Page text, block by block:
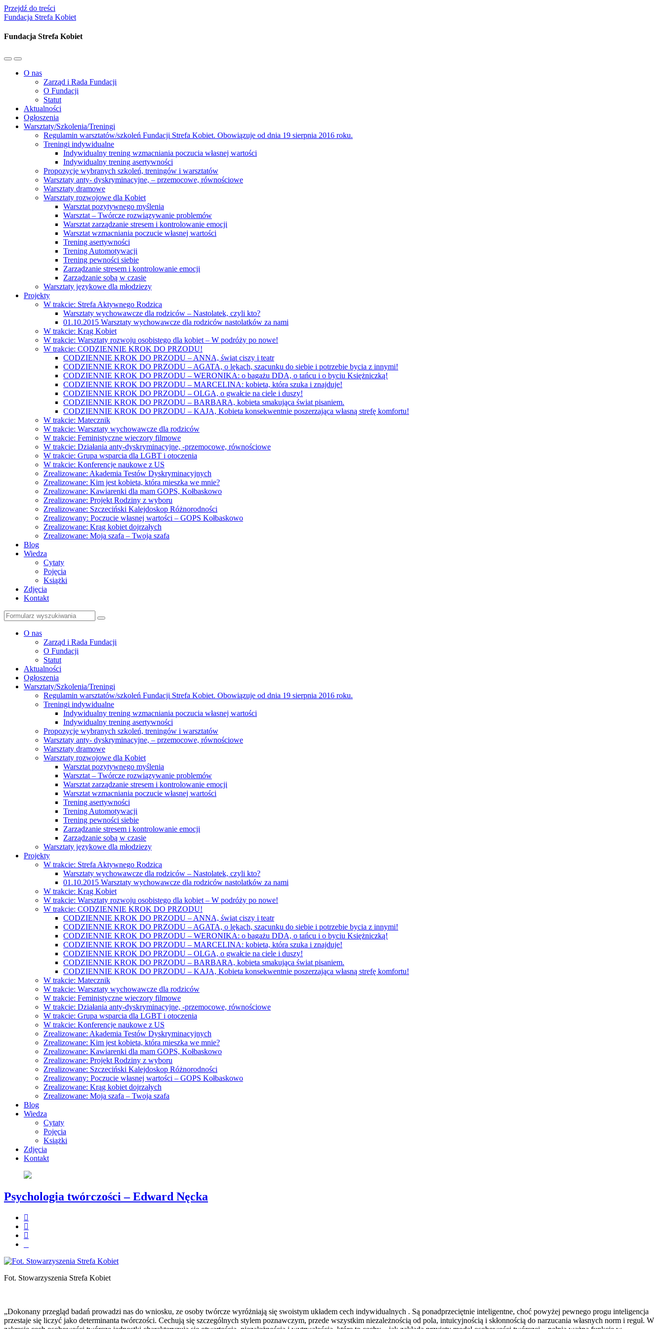
Przejdź do treści
Fundacja Strefa Kobiet
Fundacja Strefa Kobiet
Przełącz
mobilne
Przełącz
pole
wyszukiwania
O nas
Zarząd i Rada Fundacji
O Fundacji
Statut
Aktualności
Ogłoszenia
Warsztaty/Szkolenia/Treningi
Regulamin warsztatów/szkoleń Fundacji Strefa Kobiet. Obowiązuje od dnia 19 sierpnia 2016 roku.
Treningi indywidualne
Indywidualny trening wzmacniania poczucia własnej wartości
Indywidualny trening asertywności
Propozycje wybranych szkoleń, treningów i warsztatów
Warsztaty anty- dyskryminacyjne, – przemocowe, równościowe
Warsztaty dramowe
Warsztaty rozwojowe dla Kobiet
Warsztat pozytywnego myślenia
Warsztat – Twórcze rozwiązywanie problemów
Warsztat zarządzanie stresem i kontrolowanie emocji
Warsztat wzmacniania poczucie własnej wartości
Trening asertywności
Trening Automotywacji
Trening pewności siebie
Zarządzanie stresem i kontrolowanie emocji
Zarządzanie sobą w czasie
Warsztaty językowe dla młodziezy
Projekty
W trakcie: Strefa Aktywnego Rodzica
Warsztaty wychowawcze dla rodziców – Nastolatek, czyli kto?
01.10.2015 Warsztaty wychowawcze dla rodziców nastolatków za nami
W trakcie: Krąg Kobiet
W trakcie: Warsztaty rozwoju osobistego dla kobiet – W podróży po nowe!
W trakcie: CODZIENNIE KROK DO PRZODU!
CODZIENNIE KROK DO PRZODU – ANNA, świat ciszy i teatr
CODZIENNIE KROK DO PRZODU – AGATA, o lękach, szacunku do siebie i potrzebie bycia z innymi!
CODZIENNIE KROK DO PRZODU – WERONIKA: o bagażu DDA, o tańcu i o byciu Księżniczką!
CODZIENNIE KROK DO PRZODU – MARCELINA: kobieta, która szuka i znajduje!
CODZIENNIE KROK DO PRZODU – OLGA, o gwałcie na ciele i duszy!
CODZIENNIE KROK DO PRZODU – BARBARA, kobieta smakująca świat pisaniem.
CODZIENNIE KROK DO PRZODU – KAJA, Kobieta konsekwentnie poszerzająca własną strefę komfortu!
W trakcie: Matecznik
W trakcie: Warsztaty wychowawcze dla rodziców
W trakcie: Feministyczne wieczory filmowe
W trakcie: Działania anty-dyskryminacyjne, -przemocowe, równościowe
W trakcie: Grupa wsparcia dla LGBT i otoczenia
W trakcie: Konferencje naukowe z US
Zrealizowane: Akademia Testów Dyskryminacyjnych
Zrealizowane: Kim jest kobieta, która mieszka we mnie?
Zrealizowane: Kawiarenki dla mam GOPS, Kołbaskowo
Zrealizowane: Projekt Rodziny z wyboru
Zrealizowane: Szczeciński Kalejdoskop Różnorodności
Zrealizowany: Poczucie własnej wartości – GOPS Kołbaskowo
Zrealizowane: Krąg kobiet dojrzałych
Zrealizowane: Moja szafa – Twoja szafa
Blog
Wiedza
Cytaty
Pojęcia
Książki
Zdjęcia
Kontakt
Szukaj
O nas
Zarząd i Rada Fundacji
O Fundacji
Statut
Aktualności
Ogłoszenia
Warsztaty/Szkolenia/Treningi
Regulamin warsztatów/szkoleń Fundacji Strefa Kobiet. Obowiązuje od dnia 19 sierpnia 2016 roku.
Treningi indywidualne
Indywidualny trening wzmacniania poczucia własnej wartości
Indywidualny trening asertywności
Propozycje wybranych szkoleń, treningów i warsztatów
Warsztaty anty- dyskryminacyjne, – przemocowe, równościowe
Warsztaty dramowe
Warsztaty rozwojowe dla Kobiet
Warsztat pozytywnego myślenia
Warsztat – Twórcze rozwiązywanie problemów
Warsztat zarządzanie stresem i kontrolowanie emocji
Warsztat wzmacniania poczucie własnej wartości
Trening asertywności
Trening Automotywacji
Trening pewności siebie
Zarządzanie stresem i kontrolowanie emocji
Zarządzanie sobą w czasie
Warsztaty językowe dla młodziezy
Projekty
W trakcie: Strefa Aktywnego Rodzica
Warsztaty wychowawcze dla rodziców – Nastolatek, czyli kto?
01.10.2015 Warsztaty wychowawcze dla rodziców nastolatków za nami
W trakcie: Krąg Kobiet
W trakcie: Warsztaty rozwoju osobistego dla kobiet – W podróży po nowe!
W trakcie: CODZIENNIE KROK DO PRZODU!
CODZIENNIE KROK DO PRZODU – ANNA, świat ciszy i teatr
CODZIENNIE KROK DO PRZODU – AGATA, o lękach, szacunku do siebie i potrzebie bycia z innymi!
CODZIENNIE KROK DO PRZODU – WERONIKA: o bagażu DDA, o tańcu i o byciu Księżniczką!
CODZIENNIE KROK DO PRZODU – MARCELINA: kobieta, która szuka i znajduje!
CODZIENNIE KROK DO PRZODU – OLGA, o gwałcie na ciele i duszy!
CODZIENNIE KROK DO PRZODU – BARBARA, kobieta smakująca świat pisaniem.
CODZIENNIE KROK DO PRZODU – KAJA, Kobieta konsekwentnie poszerzająca własną strefę komfortu!
W trakcie: Matecznik
W trakcie: Warsztaty wychowawcze dla rodziców
W trakcie: Feministyczne wieczory filmowe
W trakcie: Działania anty-dyskryminacyjne, -przemocowe, równościowe
W trakcie: Grupa wsparcia dla LGBT i otoczenia
W trakcie: Konferencje naukowe z US
Zrealizowane: Akademia Testów Dyskryminacyjnych
Zrealizowane: Kim jest kobieta, która mieszka we mnie?
Zrealizowane: Kawiarenki dla mam GOPS, Kołbaskowo
Zrealizowane: Projekt Rodziny z wyboru
Zrealizowane: Szczeciński Kalejdoskop Różnorodności
Zrealizowany: Poczucie własnej wartości – GOPS Kołbaskowo
Zrealizowane: Krąg kobiet dojrzałych
Zrealizowane: Moja szafa – Twoja szafa
Blog
Wiedza
Cytaty
Pojęcia
Książki
Zdjęcia
Kontakt
Psychologia twórczości – Edward Nęcka
Fot. Stowarzyszenia Strefa Kobiet
„Dokonany przegląd badań prowadzi nas do wniosku, ze osoby twórcze wyróżniają się swoistym układem cech indywidualnych . Są ponadprzeciętnie inteligentne, choć powyżej pewnego progu inteligencja
przestaje się liczyć jako determinanta twórczości. Cechują się szczególnych stylem poznawczym, przede wszystkim niezależnością od pola, intuicyjnością i skłonnością do narzucania własnych norm i reguł. W